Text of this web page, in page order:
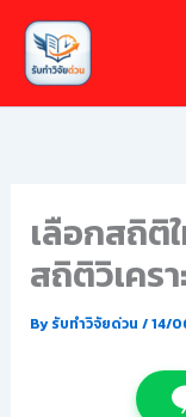
Skip
content
เลือกสถิติ
สถิติวิเคร
Byรับทำวิจัยด่วน /14/